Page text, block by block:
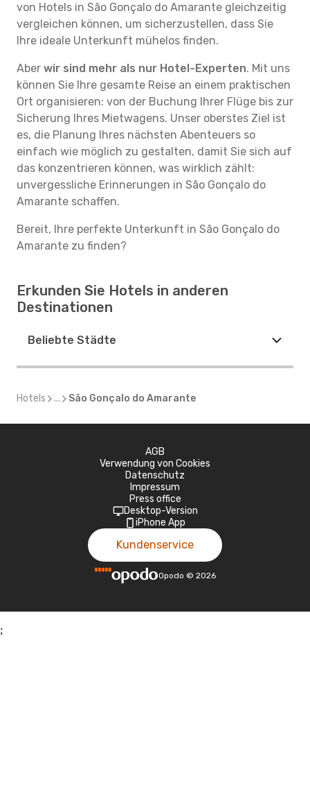
von Hotels in São Gonçalo do Amarante gleichzeitig
vergleichen können, um sicherzustellen, dass Sie
Ihre ideale Unterkunft mühelos finden.
Aber wir sind mehr als nur Hotel-Experten. Mit uns
können Sie Ihre gesamte Reise an einem praktischen
Ort organisieren: von der Buchung Ihrer Flüge bis zur
Sicherung Ihres Mietwagens. Unser oberstes Ziel ist
es, die Planung Ihres nächsten Abenteuers so
einfach wie möglich zu gestalten, damit Sie sich auf
das konzentrieren können, was wirklich zählt:
unvergessliche Erinnerungen in São Gonçalo do
Amarante schaffen.
Bereit, Ihre perfekte Unterkunft in São Gonçalo do
Amarante zu finden?
Erkunden Sie Hotels in anderen
Destinationen
Beliebte Städte
Hotels ... São Gonçalo do Amarante
AGB
Verwendung von Cookies
Datenschutz
Impressum
Press office
Desktop-Version
iPhone App
Kundenservice
Opodo © 2026
;